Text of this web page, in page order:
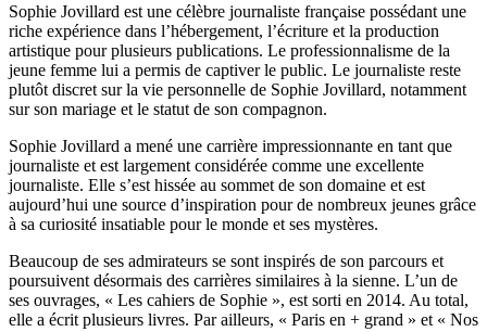
Sophie Jovillard est une célèbre journaliste française possédant une
riche expérience dans l’hébergement, l’écriture et la production
artistique pour plusieurs publications. Le professionnalisme de la
jeune femme lui a permis de captiver le public. Le journaliste reste
plutôt discret sur la vie personnelle de Sophie Jovillard, notamment
sur son mariage et le statut de son compagnon.
Sophie Jovillard a mené une carrière impressionnante en tant que
journaliste et est largement considérée comme une excellente
journaliste. Elle s’est hissée au sommet de son domaine et est
aujourd’hui une source d’inspiration pour de nombreux jeunes grâce
à sa curiosité insatiable pour le monde et ses mystères.
Beaucoup de ses admirateurs se sont inspirés de son parcours et
poursuivent désormais des carrières similaires à la sienne. L’un de
ses ouvrages, « Les cahiers de Sophie », est sorti en 2014. Au total,
elle a écrit plusieurs livres. Par ailleurs, « Paris en + grand » et « Nos